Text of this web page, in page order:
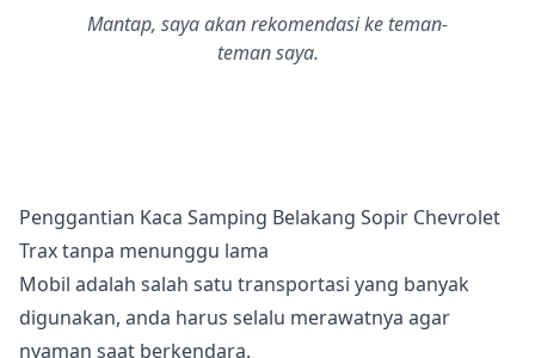
Mantap, saya akan rekomendasi ke teman-
teman saya.
Penggantian Kaca Samping Belakang Sopir Chevrolet
Trax tanpa menunggu lama
Mobil adalah salah satu transportasi yang banyak
digunakan, anda harus selalu merawatnya agar
nyaman saat berkendara.